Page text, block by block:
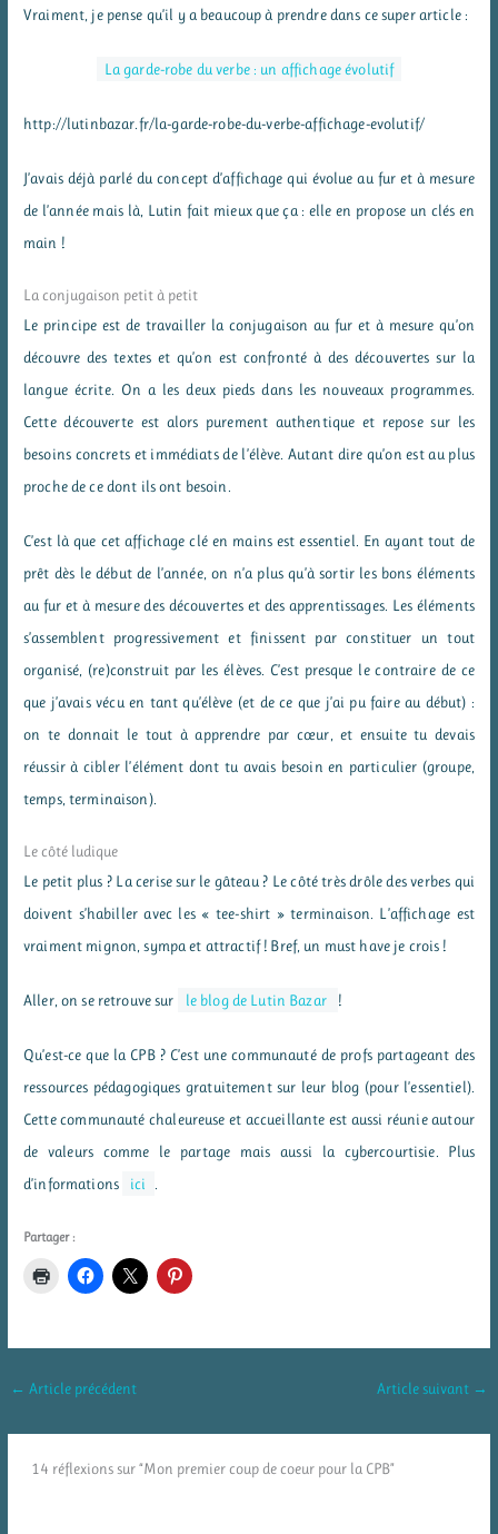
Vraiment, je pense qu’il y a beaucoup à prendre dans ce super article :
La garde-robe du verbe : un affichage évolutif
http://lutinbazar.fr/la-garde-robe-du-verbe-affichage-evolutif/
J’avais déjà parlé du concept d’affichage qui évolue au fur et à mesure
de l’année mais là, Lutin fait mieux que ça : elle en propose un clés en
main !
La conjugaison petit à petit
Le principe est de travailler la conjugaison au fur et à mesure qu’on
découvre des textes et qu’on est confronté à des découvertes sur la
langue écrite. On a les deux pieds dans les nouveaux programmes.
Cette découverte est alors purement authentique et repose sur les
besoins concrets et immédiats de l’élève. Autant dire qu’on est au plus
proche de ce dont ils ont besoin.
C’est là que cet affichage clé en mains est essentiel. En ayant tout de
prêt dès le début de l’année, on n’a plus qu’à sortir les bons éléments
au fur et à mesure des découvertes et des apprentissages. Les éléments
s’assemblent progressivement et finissent par constituer un tout
organisé, (re)construit par les élèves. C’est presque le contraire de ce
que j’avais vécu en tant qu’élève (et de ce que j’ai pu faire au début) :
on te donnait le tout à apprendre par cœur, et ensuite tu devais
réussir à cibler l’élément dont tu avais besoin en particulier (groupe,
temps, terminaison).
Le côté ludique
Le petit plus ? La cerise sur le gâteau ? Le côté très drôle des verbes qui
doivent s’habiller avec les « tee-shirt » terminaison. L’affichage est
vraiment mignon, sympa et attractif ! Bref, un must have je crois !
Aller, on se retrouve sur le blog de Lutin Bazar !
Qu’est-ce que la CPB ? C’est une communauté de profs partageant des
ressources pédagogiques gratuitement sur leur blog (pour l’essentiel).
Cette communauté chaleureuse et accueillante est aussi réunie autour
de valeurs comme le partage mais aussi la cybercourtisie. Plus
d’informations
ici .
Partager :
← Article précédent Article suivant →
14 réflexions sur “Mon premier coup de coeur pour la CPB”